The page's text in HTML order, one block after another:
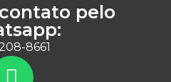
pelo
8661